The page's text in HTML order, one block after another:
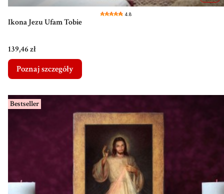
4.8
Ikona Jezu Ufam Tobie
Cena
139,46 zł
Poznaj szczegóły
Bestseller